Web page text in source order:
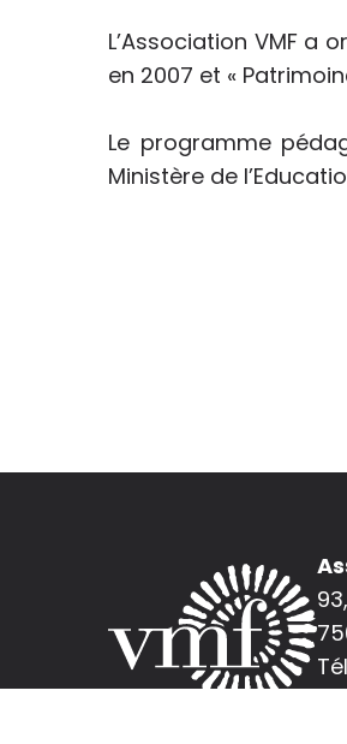
L’Association VMF a
en 2007 et «
Le programme
Ministère de